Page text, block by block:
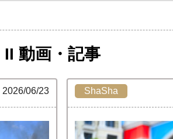
動画・記事
2026/06/23 ShaSha